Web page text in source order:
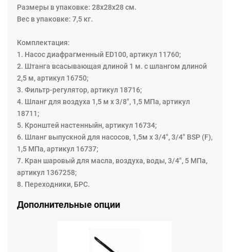
Размеры в упаковке: 28х28х28 см.
Вес в упаковке: 7,5 кг.
Комплектация:
1. Насос диафрагменный ЕD100, артикул 11760;
2. Штанга всасывающая длиной 1 м. с шлангом длиной
2,5 м, артикул 16750;
3. Фильтр-регулятор, артикул 18716;
4. Шланг для воздуха 1,5 м х 3/8", 1,5 МПа, артикул
18711;
5. Кронштей настенныйн, артикул 16734;
6. Шланг выпускной для насосов, 1,5м х 3/4", 3/4" BSP (F),
1,5 МПа, артикул 16737;
7. Кран шаровый для масла, воздуха, воды, 3/4", 5 МПа,
артикул 1367258;
8. Переходники, БРС.
Дополнительные опции